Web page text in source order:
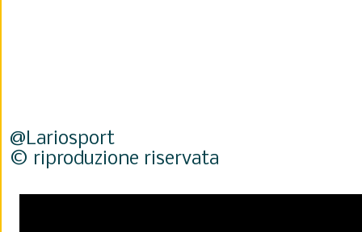
@Lariosport
© riproduzione riservata